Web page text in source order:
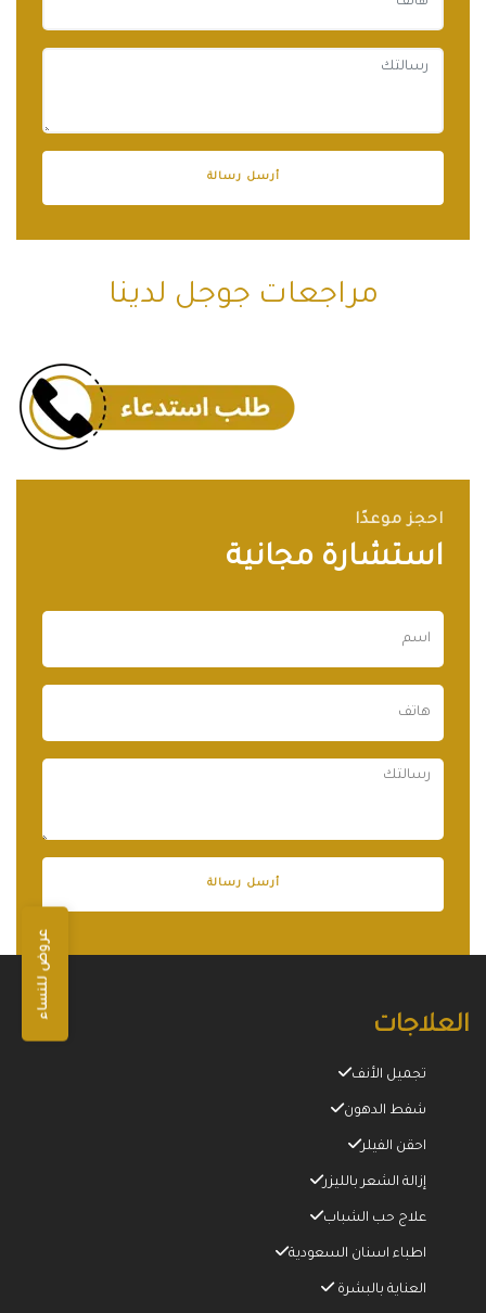
عروض للنساء
مراجعات جوجل لدينا
احجز موعدًا
استشارة مجانية
العلاجات
تجميل الأنف
شفط الدهون
احقن الفيلر
إزالة الشعر بالليزر
علاج حب الشباب
اطباء اسنان السعودية
العناية بالبشرة